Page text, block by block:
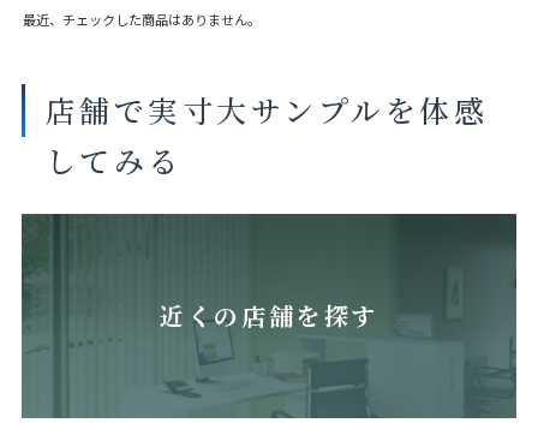
最近、チェックした商品はありません。
店舗で実寸大サンプルを体感
してみる
近くの店舗を探す